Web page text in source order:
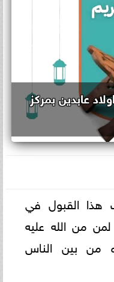
عابدين بمركز
هذا القبول في
من الله عليه
من بين الناس